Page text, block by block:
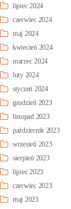
lipiec 2024
czerwiec 2024
maj 2024
kwiecień 2024
marzec 2024
luty 2024
styczeń 2024
grudzień 2023
listopad 2023
październik 2023
wrzesień 2023
sierpień 2023
lipiec 2023
czerwiec 2023
maj 2023